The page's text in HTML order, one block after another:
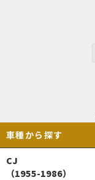
車種から探す
CJ
（1955-1986）